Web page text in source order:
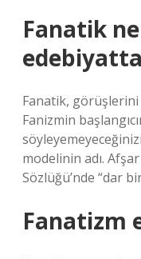
Fanatik
Fanatik,
Fanizmin
modelinin adı.
Sözlüğü’nde “dar
Fanatizm